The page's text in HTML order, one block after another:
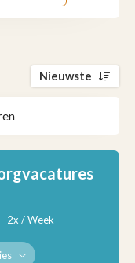
Nieuwste
2x / Week